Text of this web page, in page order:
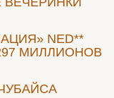
NED**
МИЛЛИОНОВ